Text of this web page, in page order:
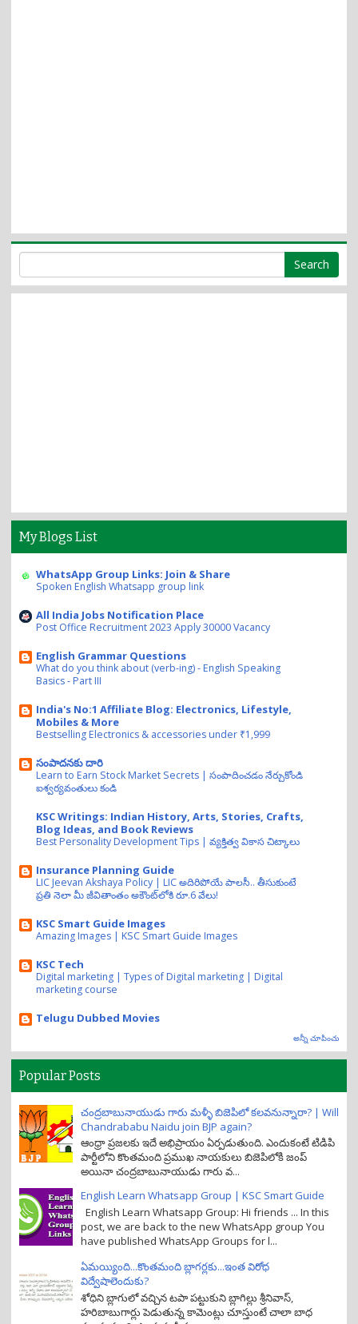
My Blogs List
WhatsApp Group Links: Join & Share
Spoken English Whatsapp group link
All India Jobs Notification Place
Post Office Recruitment 2023 Apply 30000 Vacancy
English Grammar Questions
What do you think about (verb-ing) - English Speaking
Basics - Part III
India's No:1 Affiliate Blog: Electronics, Lifestyle,
Mobiles & More
Bestselling Electronics & accessories under ₹1,999
సంపాదనకు దారి
Learn to Earn Stock Market Secrets | సంపాదించడం నేర్చుకోండి
ఐశ్వర్యవంతులు కండి
KSC Writings: Indian History, Arts, Stories, Crafts,
Blog Ideas, and Book Reviews
Best Personality Development Tips | వ్యక్తిత్వ వికాస చిట్కాలు
Insurance Planning Guide
LIC Jeevan Akshaya Policy | LIC అదిరిపోయే పాలసీ.. తీసుకుంటే
ప్రతి నెలా మీ జీవితాంతం అకౌంట్‌లోకి రూ.6 వేలు!
KSC Smart Guide Images
Amazing Images | KSC Smart Guide Images
KSC Tech
Digital marketing | Types of Digital marketing | Digital
marketing course
Telugu Dubbed Movies
అన్నీ చూపించు
Popular Posts
చంద్రబాబునాయుడు గారు మళ్ళీ బిజెపిలో కలవనున్నారా? | Will
Chandrababu Naidu join BJP again?
ఆంధ్రా ప్రజలకు ఇదే అభిప్రాయం ఏర్పడుతుంది. ఎందుకంటే టిడిపి
పార్టీలోని కొంతమంది ప్రముఖ నాయకులు బిజెపిలోకి జంప్
అయినా చంద్రబాబునాయుడు గారు వ...
English Learn Whatsapp Group | KSC Smart Guide
English Learn Whatsapp Group: Hi friends ... In this
post, we are back to the new WhatsApp group You
have published WhatsApp Groups for l...
ఏమయ్యింది...కొంతమంది బ్లాగర్లకు...ఇంత విరోధ
విద్వేషాలెందుకు?
శోధిని బ్లాగులో వచ్చిన టపా పట్టుకుని బ్లాగిల్లు శ్రీనివాస్,
హరిబాబుగార్లు పెడుతున్న కామెంట్లు చూస్తుంటే చాలా బాధ